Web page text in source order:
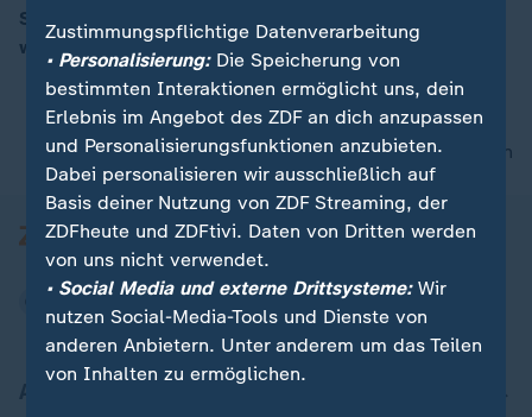
Sachschäden verursacht. Ein internationaler Flughafen
wurde überschwemmt.
nach oben
Zustimmungspflichtige Datenverarbeitung
• Personalisierung:Die Speicherung von
bestimmten Interaktionen ermöglicht uns, dein
Erlebnis im Angebot des ZDF an dich anzupassen
und Personalisierungsfunktionen anzubieten.
Dabei personalisieren wir ausschließlich auf
Basis deiner Nutzung von ZDF Streaming, der
ZDFheute und ZDFtivi. Daten von Dritten werden
von uns nicht verwendet.
• Social Media und externe Drittsysteme:Wir
nutzen Social-Media-Tools und Dienste von
anderen Anbietern. Unter anderem um das Teilen
von Inhalten zu ermöglichen.